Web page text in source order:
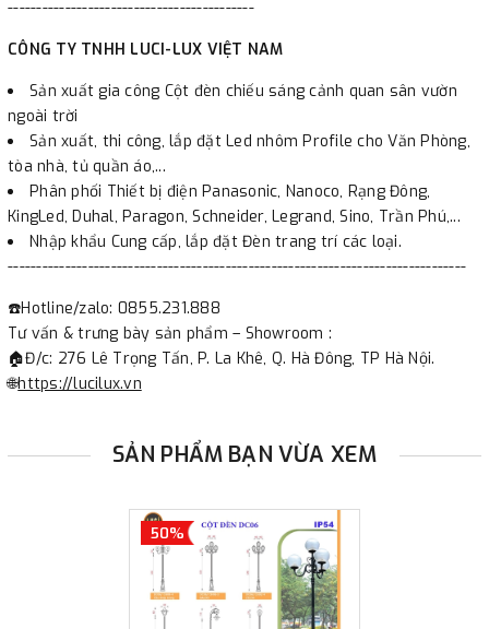
-------------------------------------------
CÔNG TY TNHH LUCI-LUX VIỆT NAM
Sản xuất gia công Cột đèn chiếu sáng cảnh quan sân vườn
ngoài trời
Sản xuất, thi công, lắp đặt Led nhôm Profile cho Văn Phòng,
tòa nhà, tủ quần áo,...
Phân phối Thiết bị điện Panasonic, Nanoco, Rạng Đông,
KingLed, Duhal, Paragon, Schneider, Legrand, Sino, Trần Phú,...
Nhập khẩu Cung cấp, lắp đặt Đèn trang trí các loại.
--------------------------------------------------------------------------------
☎️Hotline/zalo: 0855.231.888
Tư vấn & trưng bày sản phẩm – Showroom :
🏠Đ/c: 276 Lê Trọng Tấn, P. La Khê, Q. Hà Đông, TP Hà Nội.
🌐https://lucilux.vn
SẢN PHẨM BẠN VỪA XEM
50%